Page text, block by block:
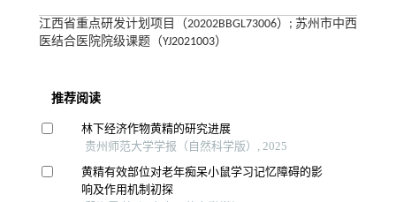
江西省重点研发计划项目（20202BBGL73006）; 苏州市中西
医结合医院院级课题（YJ2021003）